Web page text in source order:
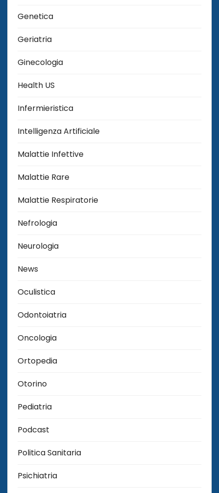
Genetica
Geriatria
Ginecologia
Health US
Infermieristica
Intelligenza Artificiale
Malattie Infettive
Malattie Rare
Malattie Respiratorie
Nefrologia
Neurologia
News
Oculistica
Odontoiatria
Oncologia
Ortopedia
Otorino
Pediatria
Podcast
Politica Sanitaria
Psichiatria